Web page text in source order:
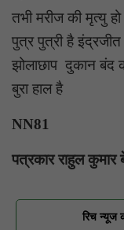
तभी मरीज की मृत्यु
पुत्र पुत्री है
झोलाछाप दुकान बंद
बुरा हाल है
NN81
पत्रकार राहुल कुमार
रिच न्यूज